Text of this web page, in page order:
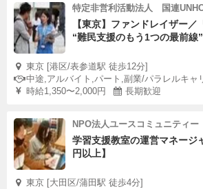
特定非営利活動法人 国連
【東京】ファンドレイザー／
“難民支援のもう1つの最前線”
東京 [港区/表参道駅 徒歩12分]
中途,アルバイト,パート,副業/パラレルキャ
時給1,350〜2,000円
長期歓迎
NPO法人ユースコミュニティー
学習支援教室の運営マネージ
円以上】
東京 [大田区/蒲田駅 徒歩4分]